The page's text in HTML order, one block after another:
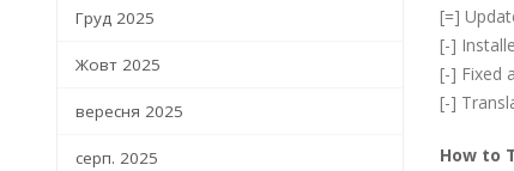
Груд 2025
Жовт 2025
вересня 2025
серп. 2025
[=]
[-]
[-] Fixed
[-]
How to